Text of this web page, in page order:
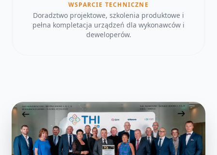
WSPARCIE TECHNICZNE
Doradztwo projektowe, szkolenia produktowe i
pełna kompletacja urządzeń dla wykonawców i
deweloperów.